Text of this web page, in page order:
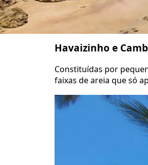
Havaizinho e
Constituídas por
faixas de areia que só